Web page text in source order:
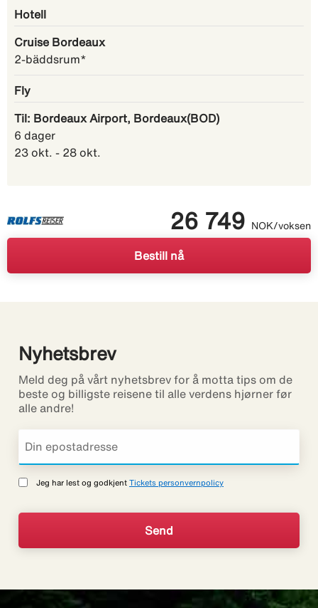
Hotell
Cruise Bordeaux
2-bäddsrum*
Fly
Til: Bordeaux Airport, Bordeaux(BOD)
6 dager
23 okt. - 28 okt.
26 749 NOK/voksen
Bestill nå
Nyhetsbrev
Meld deg på vårt nyhetsbrev for å motta tips om de
beste og billigste reisene til alle verdens hjørner før
alle andre!
Jeg har lest og godkjent Tickets personvernpolicy